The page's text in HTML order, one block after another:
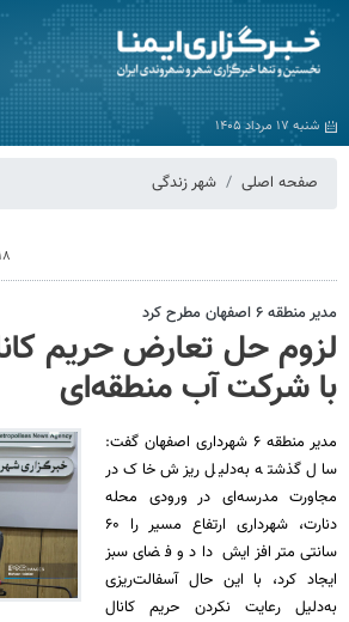
شنبه ۱۷ مرداد ۱۴۰۵
صفحه اصلی شهر زندگی
۱۸ بهمن
مدیر منطقه ۶ اصفهان مطرح کرد
لزوم حل تعارض حریم
با شرکت آب منطقه‌ای
مدیر منطقه ۶ شهرداری اصفهان گفت:
سال گذشته به‌دلیل ریزش خاک در
مجاورت مدرسه‌ای در ورودی محله
دنارت، شهرداری ارتفاع مسیر را ۶۰
سانتی‌متر افزایش داد و فضای سبز
ایجاد کرد، با این حال آسفالت‌ریزی
به‌دلیل رعایت نکردن حریم کانال